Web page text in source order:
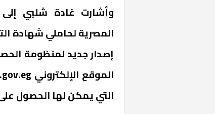
وأشارت غادة شلبي إلى
المصرية لحاملي شهادة
إصدار جديد لمنظومة
الموقع الإلكتروني
التي يمكن لها الحصول على
خشبية